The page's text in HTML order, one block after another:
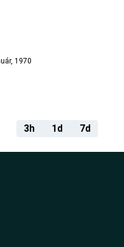
1970
3h 1d 7d